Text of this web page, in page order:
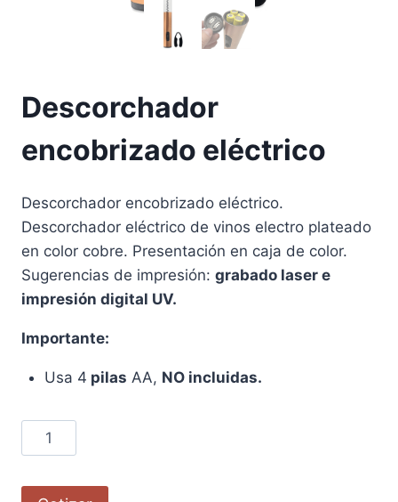
Descorchador
encobrizado eléctrico
Descorchador encobrizado eléctrico.
Descorchador eléctrico de vinos electro plateado
en color cobre. Presentación en caja de color.
Sugerencias de impresión: grabado laser e
impresión digital UV.
Importante:
Usa 4 pilas AA, NO incluidas.